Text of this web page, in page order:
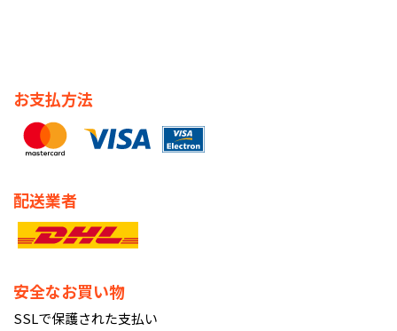
お支払方法
配送業者
安全なお買い物
SSLで保護された支払い